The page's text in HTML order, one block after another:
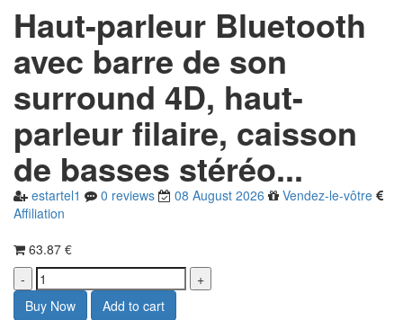
Haut-parleur Bluetooth
avec barre de son
surround 4D, haut-
parleur filaire, caisson
de basses stéréo...
estartel1 0 reviews 08 August 2026
Vendez-le-vôtre
Affiliation
63.87 €